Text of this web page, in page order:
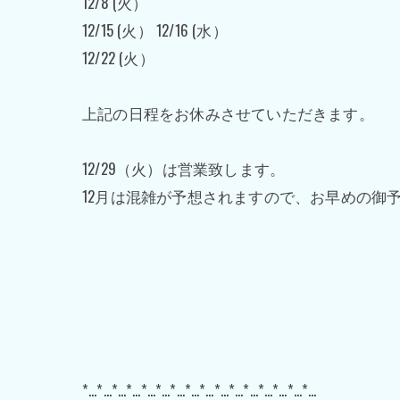
12/15 (火） 12/16 (水）
12/22 (火）
上記の日程をお休みさせていただきます。
12/29（火）は営業致します。
12月は混雑が予想されますので、お早めの御
*…*…*…*…*…*…*…*…*…*…*…*…*…*…*…*…